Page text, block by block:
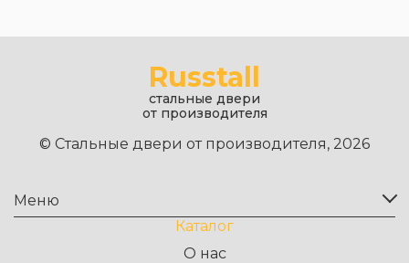
Russtall
стальные двери
от производителя
© Стальные двери от производителя, 2026
Меню
Каталог
О нас